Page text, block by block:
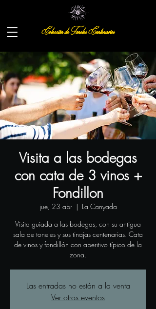
Colección de Toneles Centenarios
Visita a las bodegas
con cata de 3 vinos +
Fondillon
jue, 23 abr
  |
La Canyada
Visita guiada a las bodegas, con su antigua
sala de toneles y sus tinajas centenarias. Cata
de vinos y fondillón con aperitivo típico de la
zona.
Las entradas no están a la venta
Ver otros eventos